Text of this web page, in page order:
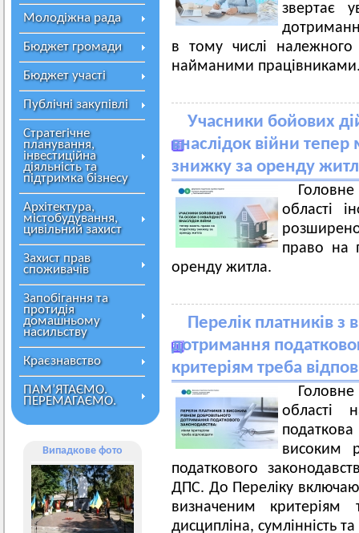
Молодіжна рада
Бюджет громади
Бюджет участі
Публічні закупівлі
Стратегічне
планування,
інвестиційна
діяльність та
підтримка бізнесу
Архітектура,
містобудування,
цивільний захист
Захист прав
споживачів
Запобігання та
протидія
домашньому
насильству
Краєзнавство
ПАМ’ЯТАЄМО.
ПЕРЕМАГАЄМО.
Випадкове фото
звертає
в тому числі
найманими
Учасники бойових
внаслідок війни
знижку за оренду
області
право на
оренду житла.
Перелік платників з
дотримання
критеріям треба
області
високим
податкового
ДПС. До Переліку
визначеним
дисципліна, сумлінність